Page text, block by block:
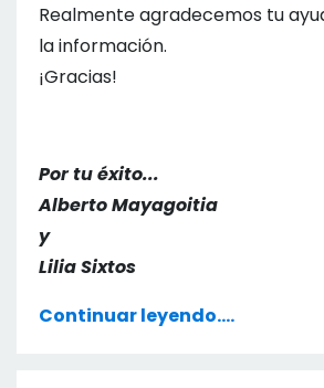
Realmente agradecemos tu
la información.
¡Gracias!
Por tu éxito...
Alberto Mayagoitia
y
Lilia Sixtos
Continuar leyendo....